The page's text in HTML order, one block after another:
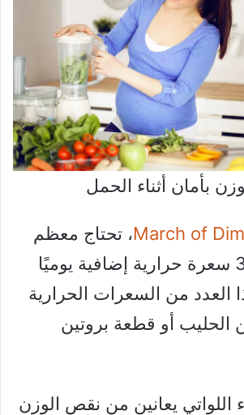
بأمان أثناء الحمل
March of، تحتاج معظم
النساء إلى 300 سعرة حرارية إضافية يوميًا
العدد من السعرات الحرارية
الحليب أو قطعة بروتين
اللواتي يعانين من نقص الوزن